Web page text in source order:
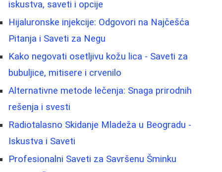
iskustva, saveti i opcije
Hijaluronske injekcije: Odgovori na Najčešća
Pitanja i Saveti za Negu
Kako negovati osetljivu kožu lica - Saveti za
bubuljice, mitisere i crvenilo
Alternativne metode lečenja: Snaga prirodnih
rešenja i svesti
Radiotalasno Skidanje Mladeža u Beogradu -
Iskustva i Saveti
Profesionalni Saveti za Savršenu Šminku